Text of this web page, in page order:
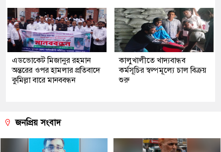
এডভোকেট মিজানুর রহমান
অন্তরের ওপর হামলার প্রতিবাদে
কুমিল্লা বারে মানববন্ধন
কালুখালীতে খাদ্যবান্ধব
কর্মসূচির স্বল্পমূল্যে চাল বিক্রয়
শুরু
জনপ্রিয় সংবাদ